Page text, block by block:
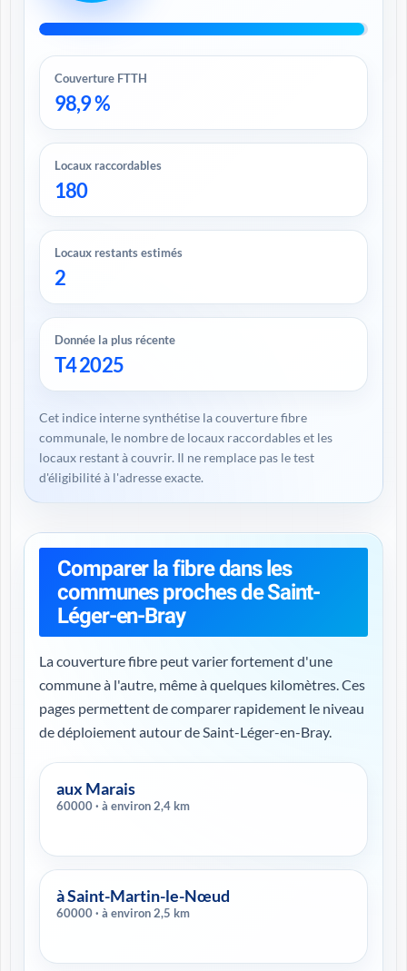
Couverture FTTH
98,9 %
Locaux raccordables
180
Locaux restants estimés
2
Donnée la plus récente
T4 2025
Cet indice interne synthétise la couverture fibre
communale, le nombre de locaux raccordables et les
locaux restant à couvrir. Il ne remplace pas le test
d'éligibilité à l'adresse exacte.
Comparer la fibre dans les
communes proches de Saint-
Léger-en-Bray
La couverture fibre peut varier fortement d'une
commune à l'autre, même à quelques kilomètres. Ces
pages permettent de comparer rapidement le niveau
de déploiement autour de Saint-Léger-en-Bray.
aux Marais
60000 · à environ 2,4 km
à Saint-Martin-le-Nœud
60000 · à environ 2,5 km